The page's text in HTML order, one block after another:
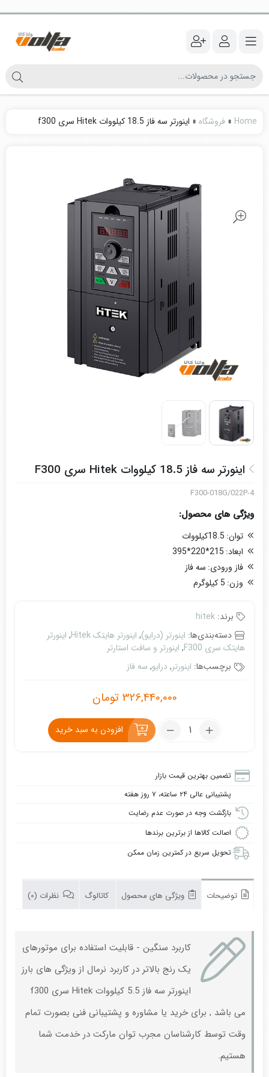
Home
» فروشگاه » اینورتر سه فاز 18.5 کیلووات Hitek سری f300
اینورتر سه فاز 18.5 کیلووات Hitek سری F300
F300-018G/022P-4
ویژگی های محصول:
توان: 18.5کیلووات
ابعاد: 215*220*395
فاز ورودی: سه فاز
وزن: 5 کیلوگرم
برند: hitek
دسته‌بندی‌ها: اینورتر (درایو), اینورتر هایتک Hitek , اینورتر
هایتک سری F300
, اینورتر و سافت استارتر
برچسب‌ها: اینورتر, درایو, سه فاز
326,440,000 تومان
تعداد:
18.5
کیلووات
Hitek
سری
F300
افزودن به سبد خرید
تضمین بهترین قیمت بازار
پشتیبانی عالی ۲۴ ساعته، ۷ روز هفته
بازگشت وجه در صورت عدم رضایت
اصالت کالاها از برترین برندها
تحویل سریع در کمترین زمان ممکن
توضیحات ویژگی های محصول کاتالوگ نظرات (0)
کاربرد سنگین - قابلیت استفاده برای موتورهای
یک رنج بالاتر در کاربرد نرمال از ویژگی های بارز
اینورتر سه فاز 5.5 کیلووات Hitek سری f300
می باشد , برای خرید یا مشاوره و پشتیبانی فنی بصورت تمام
وقت توسط کارشناسان مجرب توان مارکت در خدمت شما
هستیم.